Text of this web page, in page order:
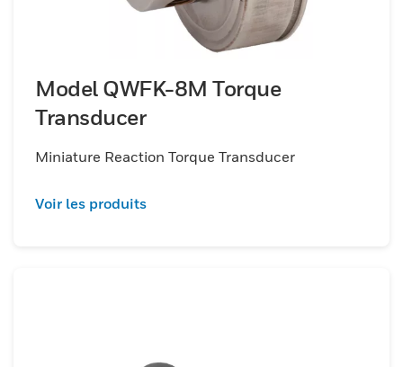
Model QWFK-8M Torque
Transducer
Miniature Reaction Torque Transducer
Voir les produits